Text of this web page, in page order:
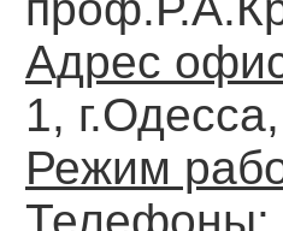
Адрес
1,
Режим